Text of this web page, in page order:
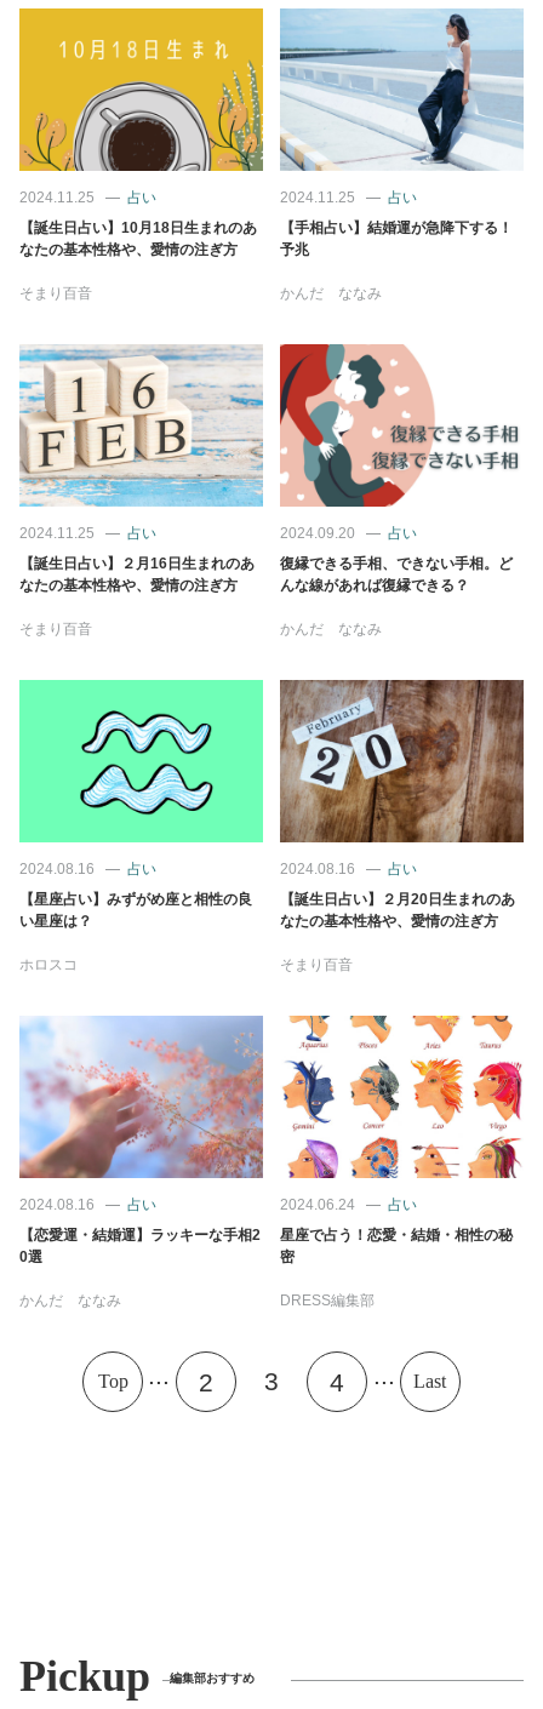
2024.11.25
占い
【誕生日占い】10月18日生まれのあ
なたの基本性格や、愛情の注ぎ方
そまり百音
2024.11.25
占い
【手相占い】結婚運が急降下する！
予兆
かんだ ななみ
2024.11.25
占い
【誕生日占い】２月16日生まれのあ
なたの基本性格や、愛情の注ぎ方
そまり百音
2024.09.20
占い
復縁できる手相、できない手相。ど
んな線があれば復縁できる？
かんだ ななみ
2024.08.16
占い
【星座占い】みずがめ座と相性の良
い星座は？
ホロスコ
2024.08.16
占い
【誕生日占い】２月20日生まれのあ
なたの基本性格や、愛情の注ぎ方
そまり百音
2024.08.16
占い
【恋愛運・結婚運】ラッキーな手相2
0選
かんだ ななみ
2024.06.24
占い
星座で占う！恋愛・結婚・相性の秘
密
DRESS編集部
Top ... 2 3 4 ... Last
Pickup 編集部おすすめ